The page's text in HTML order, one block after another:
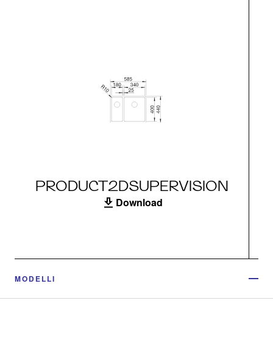
PRODUCT2DSUPERVISION
Download
MODELLI